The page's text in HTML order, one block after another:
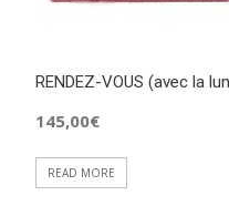
RENDEZ-VOUS (avec la
145,00€
READ MORE